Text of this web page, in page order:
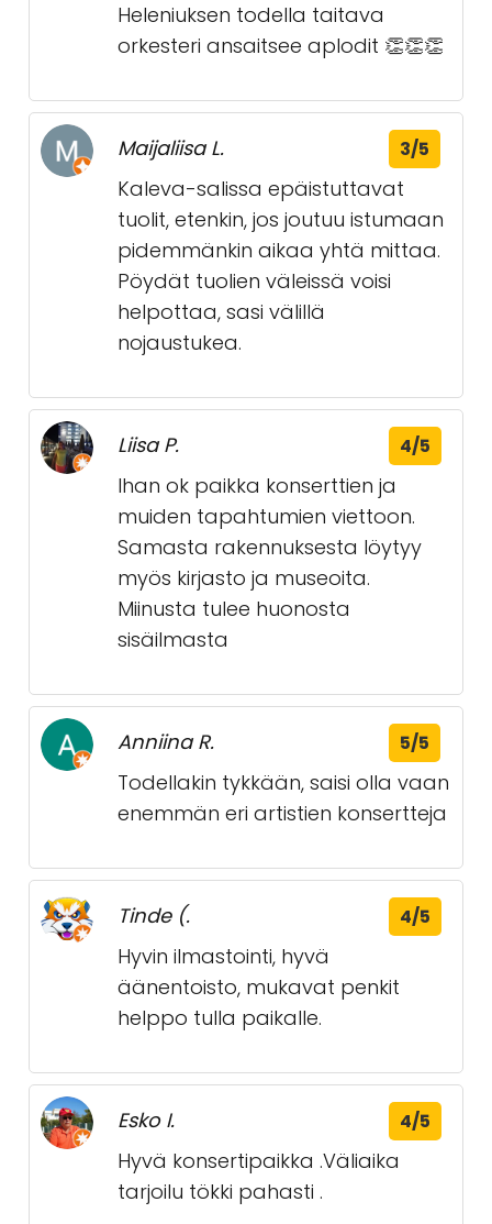
Heleniuksen todella taitava
orkesteri ansaitsee aplodit 👏👏👏
Maijaliisa L. 3/5
Kaleva-salissa epäistuttavat
tuolit, etenkin, jos joutuu istumaan
pidemmänkin aikaa yhtä mittaa.
Pöydät tuolien väleissä voisi
helpottaa, sasi välillä
nojaustukea.
Liisa P. 4/5
Ihan ok paikka konserttien ja
muiden tapahtumien viettoon.
Samasta rakennuksesta löytyy
myös kirjasto ja museoita.
Miinusta tulee huonosta
sisäilmasta
Anniina R. 5/5
Todellakin tykkään, saisi olla vaan
enemmän eri artistien konsertteja
Tinde (. 4/5
Hyvin ilmastointi, hyvä
äänentoisto, mukavat penkit
helppo tulla paikalle.
Esko I. 4/5
Hyvä konsertipaikka .Väliaika
tarjoilu tökki pahasti .